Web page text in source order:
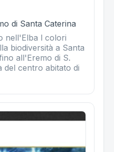
di Santa Caterina
nell'Elba l colori
biodiversità a Santa
all'Eremo di S.
del centro abitato di